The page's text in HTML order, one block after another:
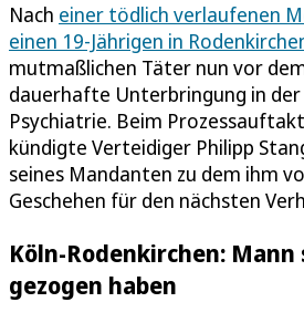
Nach einer tödlich verlaufenen
einen 19-Jährigen in
mutmaßlichen Täter nun vor
dauerhafte Unterbringung in der
Psychiatrie. Beim
kündigte Verteidiger Philipp
seines Mandanten zu dem ihm
Geschehen für den nächsten
Köln-Rodenkirchen: Mann
gezogen haben